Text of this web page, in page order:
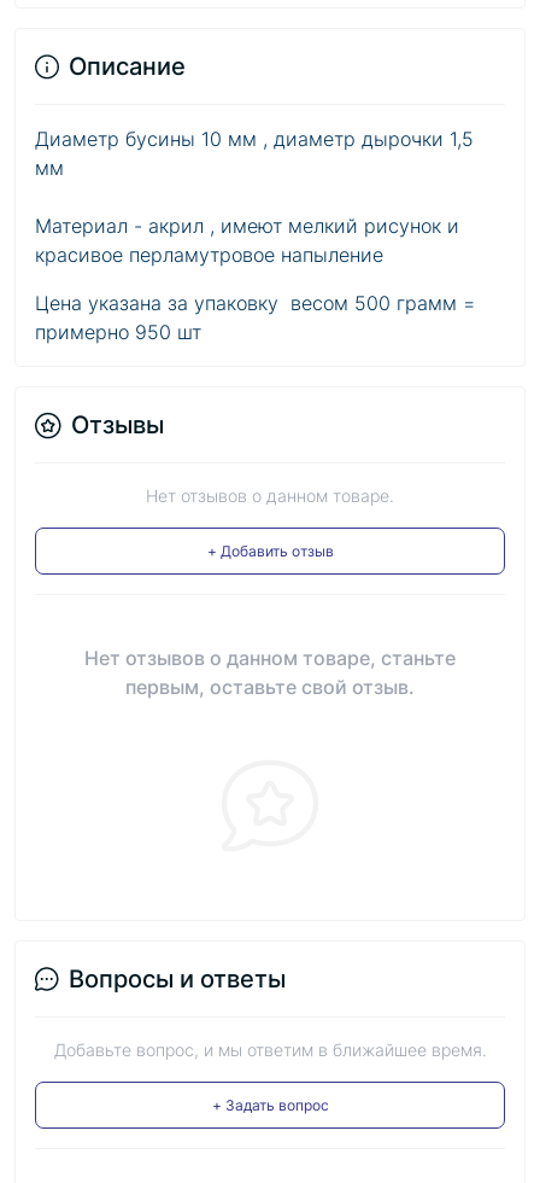
Описание
Диаметр бусины 10 мм , диаметр дырочки 1,5
мм
Материал - акрил , имеют мелкий рисунок и
красивое перламутровое напыление
Цена указана за упаковку весом 500 грамм =
примерно 950 шт
Отзывы
Нет отзывов о данном товаре.
+ Добавить отзыв
Нет отзывов о данном товаре, станьте
первым, оставьте свой отзыв.
Вопросы и ответы
Добавьте вопрос, и мы ответим в ближайшее время.
+ Задать вопрос